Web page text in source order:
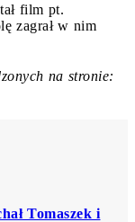
film pt.
zagrał w nim
na stronie:
Tomaszek i